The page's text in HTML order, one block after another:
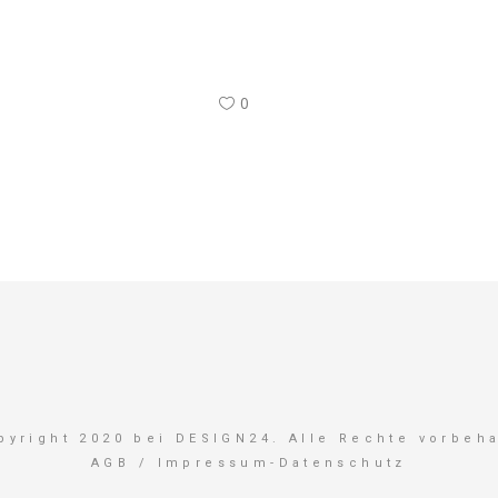
0
2020 bei DESIGN24. Alle Rechte
AGB
/ Impressum-Datenschutz